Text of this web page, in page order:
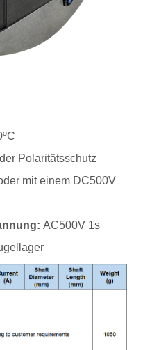
Polaritätsschutz
mit einem DC500V
AC500V 1s